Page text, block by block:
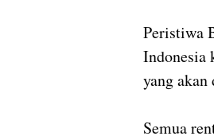
Peristiwa
Indonesia
yang
Semua